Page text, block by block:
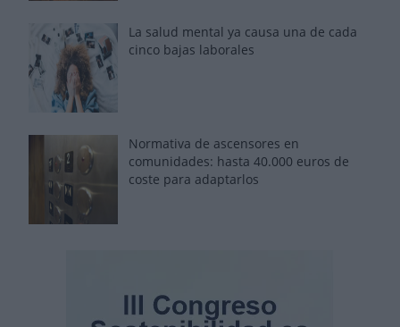
La salud mental ya causa una de cada
cinco bajas laborales
Normativa de ascensores en
comunidades: hasta 40.000 euros de
coste para adaptarlos